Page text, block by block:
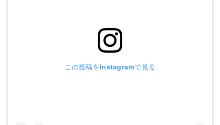
この投稿をInstagramで見る